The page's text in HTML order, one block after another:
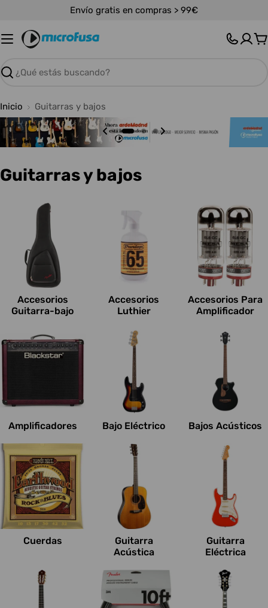
contenido
Envío gratis en compras > 99€
Buscar
Inicio Guitarras y bajos
C
e
s
:
Guitarras y bajos
Accesorios
Guitarra-bajo
Accesorios
Luthier
Accesorios Para
Amplificador
Amplificadores Bajo Eléctrico Bajos Acústicos
Cuerdas
Guitarra
Acústica
Guitarra
Eléctrica